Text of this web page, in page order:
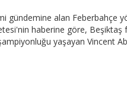
gündemine alan Feberbahçe
haberine göre, Beşiktaş
yaşayan Vincent